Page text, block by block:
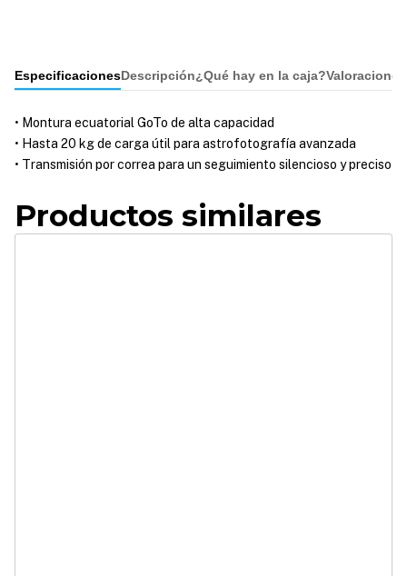
EspecificacionesDescripción¿Qué hay en la caja?
• Montura ecuatorial GoTo de alta capacidad
• Hasta 20 kg de carga útil para astrofotografía avanzada
• Transmisión por correa para un seguimiento silencioso y preciso
Productos similares